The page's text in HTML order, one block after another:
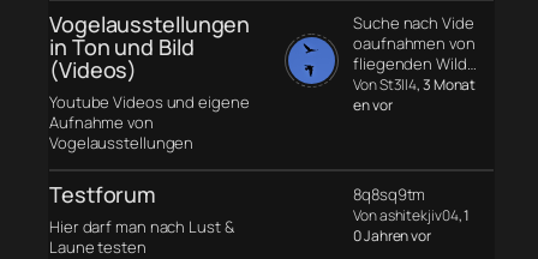
Vogelausstellungen
in Ton und Bild
(Videos)
Youtube Videos und eigene
Aufnahme von
Vogelausstellungen
Suche nach Vide
oaufnahmen von
fliegenden Wild…
Von St3ll4, 3 Monat
en vor
Testforum
Hier darf man nach Lust &
Laune testen
8q8sq9tm
Von ashitekjiv04, 1
0 Jahren vor